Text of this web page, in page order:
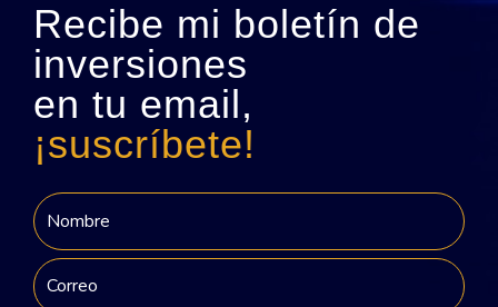
Recibe mi boletín de
inversiones
en tu email,
¡suscríbete!